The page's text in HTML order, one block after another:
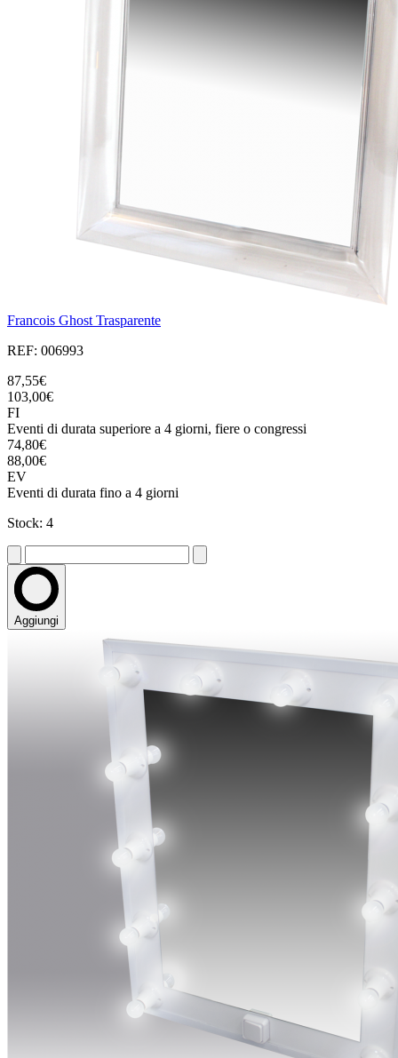
Francois Ghost Trasparente
REF: 006993
87,55€
103,00€
FI
Eventi di durata superiore a 4 giorni, fiere o congressi
74,80€
88,00€
EV
Eventi di durata fino a 4 giorni
Stock: 4
Aggiungi